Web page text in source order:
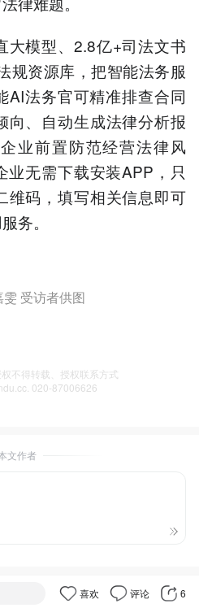
大模型、2.8亿+司法文书
规资源库，把智能法务服
AI法务官可精准排查合同
向、自动生成法律分析报
业前置防范经营法律风
业无需下载安装APP，只
维码，填写相关信息即可
务。
受访者供图
不得转载、授权联系方式
020-87006626
文作者
喜欢 评论 6